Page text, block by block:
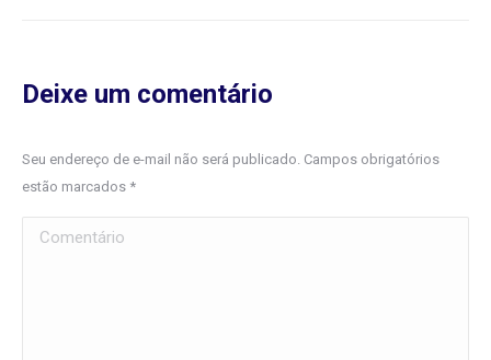
Deixe um comentário
Seu endereço de e-mail não será publicado. Campos obrigatórios
estão marcados *
Comentário